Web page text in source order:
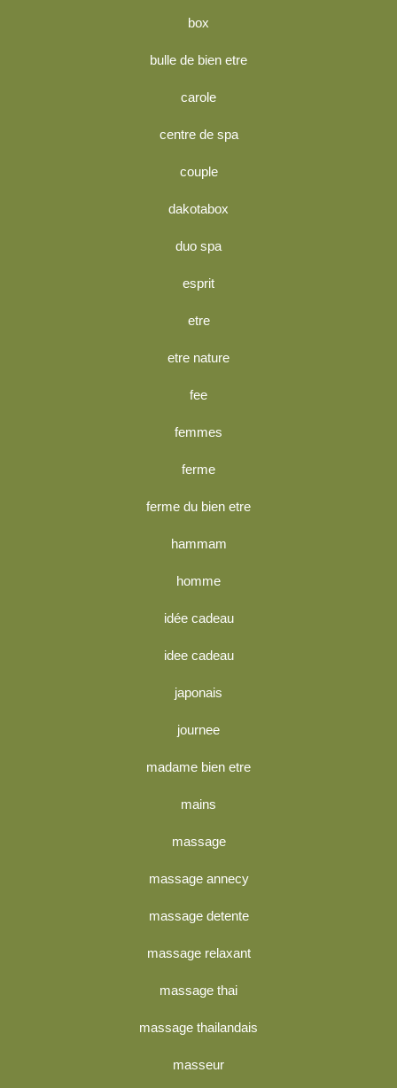
box
bulle de bien etre
carole
centre de spa
couple
dakotabox
duo spa
esprit
etre
etre nature
fee
femmes
ferme
ferme du bien etre
hammam
homme
idée cadeau
idee cadeau
japonais
journee
madame bien etre
mains
massage
massage annecy
massage detente
massage relaxant
massage thai
massage thailandais
masseur